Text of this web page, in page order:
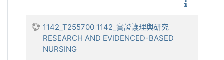
1142_T255700 1142_實證護理與研究
RESEARCH AND EVIDENCED-BASED
NURSING